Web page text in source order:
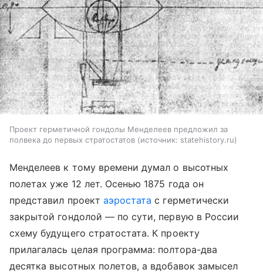
Проект герметичной гондолы Менделеев предложил за
полвека до первых стратостатов
источник: statehistory.ru
Менделеев к тому времени думал о высотных
полетах уже 12 лет. Осенью 1875 года он
представил проект аэростата с герметически
закрытой гондолой — по сути, первую в России
схему будущего стратостата. К проекту
прилагалась целая программа: полтора-два
десятка высотных полетов, а вдобавок замысел